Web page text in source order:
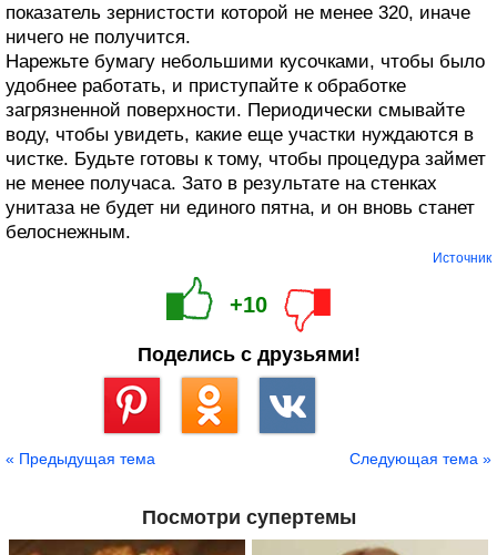
показатель зернистости которой не менее 320, иначе
ничего не получится.
Нарежьте бумагу небольшими кусочками, чтобы было
удобнее работать, и приступайте к обработке
загрязненной поверхности. Периодически смывайте
воду, чтобы увидеть, какие еще участки нуждаются в
чистке. Будьте готовы к тому, чтобы процедура займет
не менее получаса. Зато в результате на стенках
унитаза не будет ни единого пятна, и он вновь станет
белоснежным.
Источник
+10
Поделись с друзьями!
« Предыдущая тема Следующая тема »
Посмотри супертемы